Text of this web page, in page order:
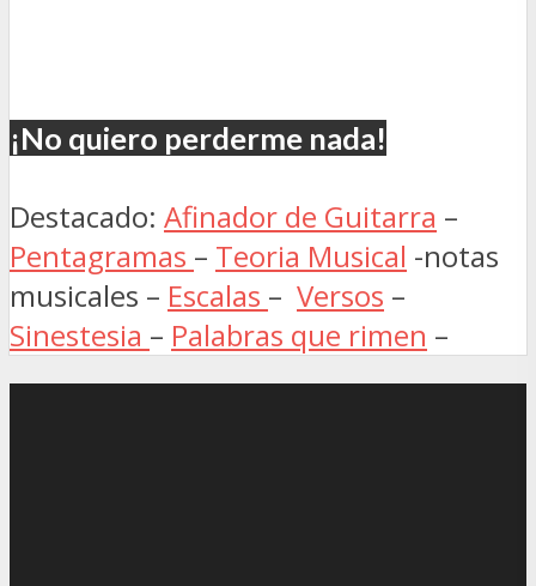
¡No quiero perderme nada!
Destacado: Afinador de Guitarra –
Pentagramas – Teoria Musical -notas
musicales – Escalas – Versos –
Sinestesia – Palabras que rimen –